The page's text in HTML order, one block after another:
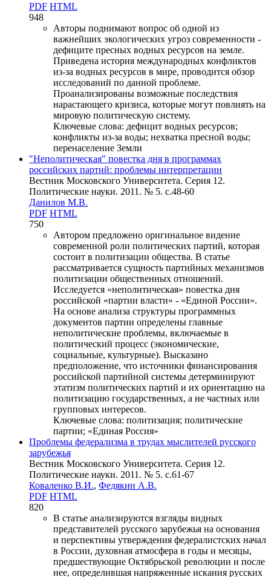
PDF HTML
948
Авторы поднимают вопрос об одной из
важнейших экологических угроз современности -
дефиците пресных водных ресурсов на земле.
Приведена история международных конфликтов
из-за водных ресурсов в мире, проводится обзор
исследований по данной проблеме.
Проанализированы возможные последствия
нарастающего кризиса, которые могут повлиять на
мировую политическую систему.
Ключевые слова: дефицит водных ресурсов;
конфликты из-за воды; нехватка пресной воды;
перенаселение Земли
"Неполитическая" повестка дня в программах
российских партий: проблемы интерпретации
Вестник Московского Университета. Серия 12.
Политические науки. 2011. № 5. c.48-60
Данилов М.В.
PDF HTML
750
Автором предложено оригинальное видение
современной роли политических партий, которая
состоит в политизации общества. В статье
рассматривается сущность партийных механизмов
политизации общественных отношений.
Исследуется «неполитическая» повестка дня
российской «партии власти» - «Единой России».
На основе анализа структуры программных
документов партии определены главные
неполитические проблемы, включаемые в
политический процесс (экономические,
социальные, культурные). Высказано
предположение, что источники финансирования
российской партийной системы детерминируют
этатизм политических партий и их ориентацию на
политизацию государственных, а не частных или
групповых интересов.
Ключевые слова: политизация; политические
партии; «Единая Россия»
Проблемы федерализма в трудах мыслителей русского
зарубежья
Вестник Московского Университета. Серия 12.
Политические науки. 2011. № 5. c.61-67
Коваленко В.И., Федякин А.В.
PDF HTML
820
В статье анализируются взгляды видных
представителей русского зарубежья на основания
и перспективы утверждения федералистских начал
в России, духовная атмосфера в годы и месяцы,
предшествующие Октябрьской революции и после
нее, определившая напряженные искания русских